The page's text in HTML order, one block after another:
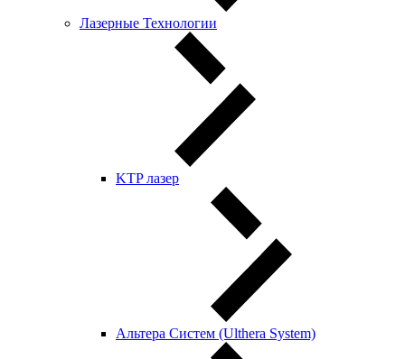
Лазерные Технологии
KTP лазер
Альтера Систем (Ulthera System)